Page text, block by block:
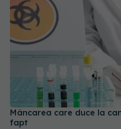
Mâncarea care duce la
fapt